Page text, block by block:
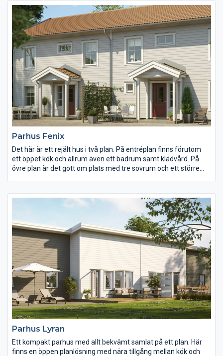
är av klassisk modell med ett skafferi stort nog att gå in i.
Trappan leder upp till det ljusa allrummet med sin vackra
balkong. Här finns tre sovrum, varav ett med en stor walk-in-
closet.
Parhus Fenix
Det här är ett rejält hus i två plan. På entréplan finns förutom
ett öppet kök och allrum även ett badrum samt klädvård. På
övre plan är det gott om plats med tre sovrum och ett större
Parhus Lyran
Ett kompakt parhus med allt bekvämt samlat på ett plan. Här
finns en öppen planlösning med nära tillgång mellan kök och